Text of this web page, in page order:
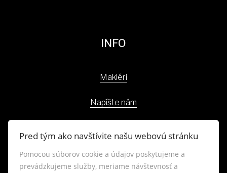
INFO
Makléri
Napíšte nám
Blog
Pred tým ako navštívite našu webovú stránku
Pomocou súborov cookie a údajov poskytujeme a
prevádzkujeme služby, meriame návštevnosť a